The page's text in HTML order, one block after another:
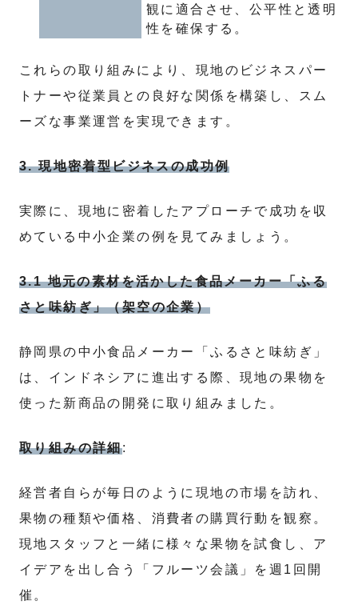
観に適合させ、公平性と透明
性を確保する。
これらの取り組みにより、現地のビジネスパー
トナーや従業員との良好な関係を構築し、スム
ーズな事業運営を実現できます。
3. 現地密着型ビジネスの成功例
実際に、現地に密着したアプローチで成功を収
めている中小企業の例を見てみましょう。
3.1 地元の素材を活かした食品メーカー「ふる
さと味紡ぎ」（架空の企業）
静岡県の中小食品メーカー「ふるさと味紡ぎ」
は、インドネシアに進出する際、現地の果物を
使った新商品の開発に取り組みました。
取り組みの詳細:
経営者自らが毎日のように現地の市場を訪れ、
果物の種類や価格、消費者の購買行動を観察。
現地スタッフと一緒に様々な果物を試食し、ア
イデアを出し合う「フルーツ会議」を週1回開
催。